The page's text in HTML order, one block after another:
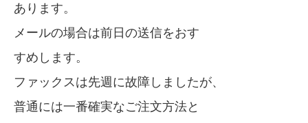
あります。
メールの場合は前日の送信をおす
すめします。
ファックスは先週に故障しましたが、
普通には一番確実なご注文方法と